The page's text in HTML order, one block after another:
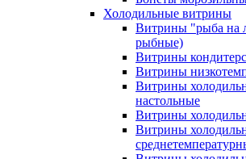
Холодильные витрины
Витрины "рыба на
рыбные)
Витрины
Витрины
Витрины
настольные
Витрины
Витрины